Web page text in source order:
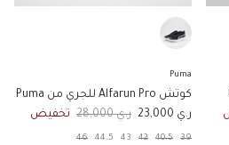
Puma
كوتش Alfarun Pro للجري من Puma
السعر الان
ر.ي 23,000 السعر الاصلي
ر.ي 28,000 تخفيض
39
40.5
42
43
44.5
46